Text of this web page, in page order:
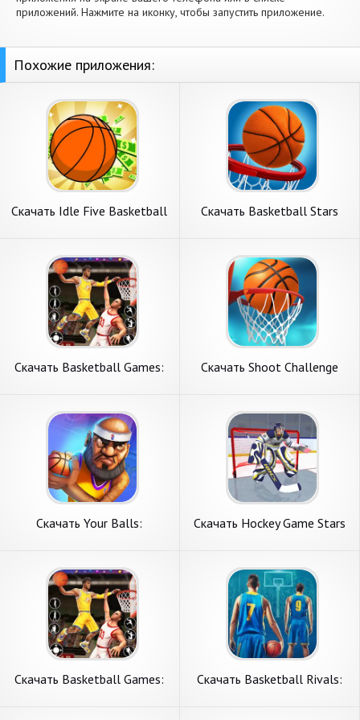
приложений. Нажмите на иконку, чтобы запустить приложение.
Похожие приложения:
Скачать Idle Five Basketball
Скачать Basketball Stars
Скачать Basketball Games:
Скачать Shoot Challenge
Андроид
Скачать Your Balls:
Андроид
Скачать Hockey Game Stars
Скачать Basketball Games:
Скачать Basketball Rivals: